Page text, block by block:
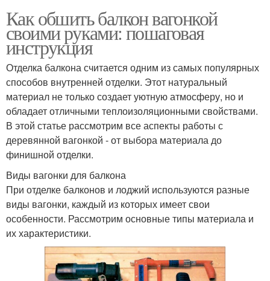
Как обшить балкон вагонкой
своими руками: пошаговая
инструкция
Отделка балкона считается одним из самых популярных
способов внутренней отделки. Этот натуральный
материал не только создает уютную атмосферу, но и
обладает отличными теплоизоляционными свойствами.
В этой статье рассмотрим все аспекты работы с
деревянной вагонкой - от выбора материала до
финишной отделки.
Виды вагонки для балкона
При отделке балконов и лоджий используются разные
виды вагонки, каждый из которых имеет свои
особенности. Рассмотрим основные типы материала и
их характеристики.